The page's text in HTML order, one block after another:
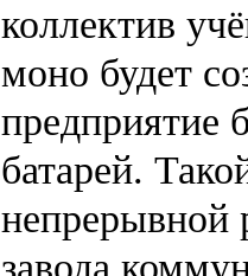
коллектив
моно будет
предприятие
батарей.
непрерывной
завода